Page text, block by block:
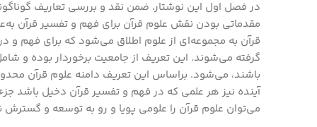
در فصل اول این نوشتار، ضمن نقد و بررسی تعاریف
مقدماتی بودن نقش علوم قرآن برای فهم و تفسیر قرآن
قرآن به مجموعه‌ای از علوم اطلاق می‌شود که برای فهم و
گرفته می‌شوند. این تعریف از جامعیت برخوردار بوده و
باشند، می‌شود. براساس این تعریف دامنه علوم قرآن
آینده نیز هر علمی که در فهم و تفسیر قرآن دخیل باشد
می‌توان علوم قرآن را علومی پویا و رو به توسعه و گسترش